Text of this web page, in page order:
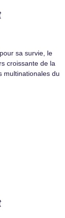
sa survie, le
croissante de la
multinationales du